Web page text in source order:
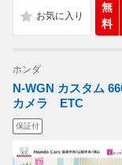
無
料
ホンダ
N-WGN カスタム
カメラ ETC
保証付